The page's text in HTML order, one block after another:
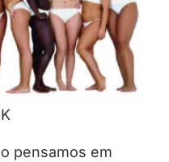
pensamos em